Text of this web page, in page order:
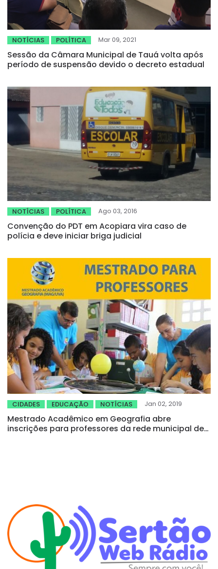
NOTÍCIAS POLÍTICA Mar 09, 2021
Sessão da Câmara Municipal de Tauá volta após
período de suspensão devido o decreto estadual
NOTÍCIAS POLÍTICA Ago 03, 2016
Convenção do PDT em Acopiara vira caso de
polícia e deve iniciar briga judicial
CIDADES EDUCAÇÃO NOTÍCIAS Jan 02, 2019
Mestrado Acadêmico em Geografia abre
inscrições para professores da rede municipal de